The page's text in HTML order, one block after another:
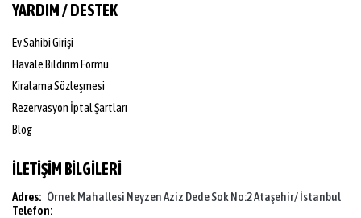
YARDIM / DESTEK
Ev Sahibi Girişi
Havale Bildirim Formu
Kiralama Sözleşmesi
Rezervasyon İptal Şartları
Blog
İLETİŞİM BİLGİLERİ
Adres: Örnek Mahallesi Neyzen Aziz Dede Sok No:2 Ataşehir/ İstanbul
Telefon: